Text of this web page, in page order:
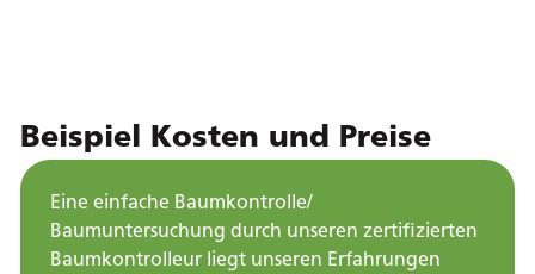
Beispiel Kosten und Preise
Eine einfache Baumkontrolle/
Baumuntersuchung durch unseren zertifizierten
Baumkontrolleur liegt unseren Erfahrungen